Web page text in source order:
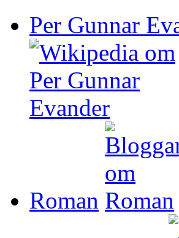
Per Gunnar
Roman